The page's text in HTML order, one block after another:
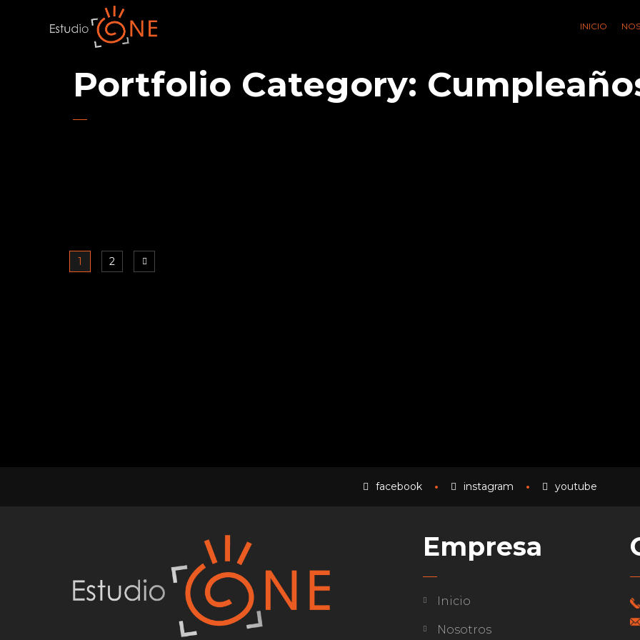
INICIO
Portfolio Category:
1 2
facebook instagram youtube
Empresa
Inicio
Nosotros